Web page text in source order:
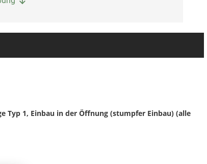
1, Einbau in der Öffnung (stumpfer Einbau) (alle